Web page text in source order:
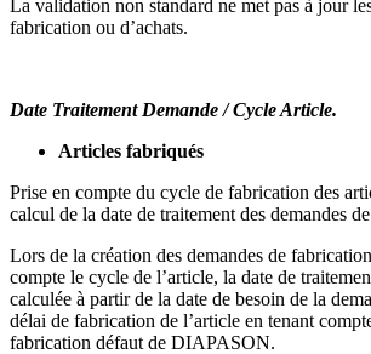
La validation non standard ne met pas à jour
fabrication ou d’achats.
Date Traitement Demande / Cycle Article.
Articles fabriqués
Prise en compte du cycle de fabrication des
calcul de la date de traitement des demandes
Lors de la création des demandes de
compte le cycle de l’article, la date de
calculée à partir de la date de besoin de la
délai de fabrication de l’article en tenant
fabrication défaut de DIAPASON.